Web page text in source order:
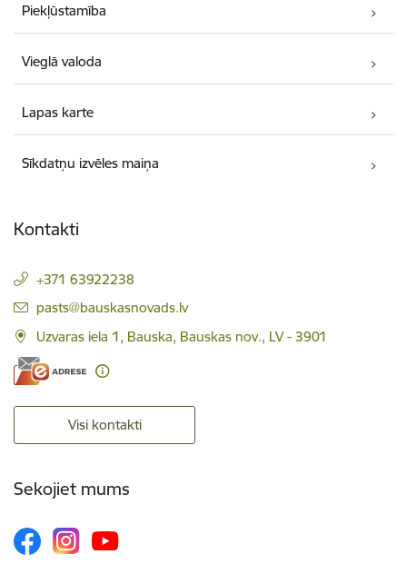
Piekļūstamība
Vieglā valoda
Lapas karte
Sīkdatņu izvēles maiņa
Kontakti
+371 63922238
E-pasts:
pasts@bauskasnovads.lv
Uzvaras iela 1, Bauska, Bauskas nov., LV - 3901
Visi kontakti
Sekojiet mums